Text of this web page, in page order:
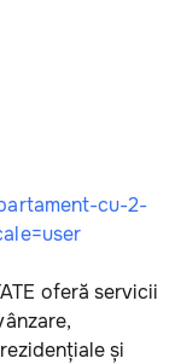
cu-2-
oferă servicii
și